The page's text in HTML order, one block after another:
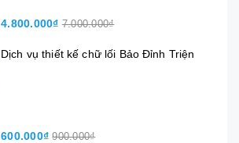
4.800.000₫ 7.000.000₫
Dịch vụ thiết kế chữ lối Bảo Đỉnh Triện
600.000₫ 900.000₫